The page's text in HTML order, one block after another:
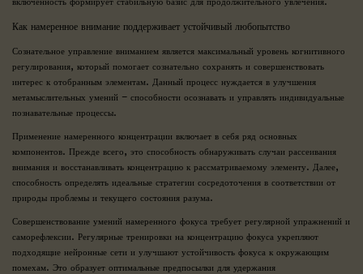
Как намеренное внимание поддерживает устойчивый любопытство
Сознательное управление вниманием является максимальный уровень когнитивного
регулирования, который помогает сознательно сохранять и совершенствовать
интерес к отобранным элементам. Данный процесс нуждается в улучшения
метамыслительных умений – способности осознавать и управлять индивидуальные
познавательные процессы.
Применение намеренного концентрации включает в себя ряд основных
компонентов. Прежде всего, это способность обнаруживать случаи рассеивания
внимания и восстанавливать концентрацию к рассматриваемому элементу. Далее,
способность определять идеальные стратегии сосредоточения в соответствии от
природы проблемы и текущего состояния разума.
Совершенствование умений намеренного фокуса требует регулярной упражнений и
саморефлексии. Регулярные тренировки на концентрацию фокуса укрепляют
подходящие нейронные сети и улучшают устойчивость фокуса к окружающим
помехам. Это образует оптимальные предпосылки для удержания